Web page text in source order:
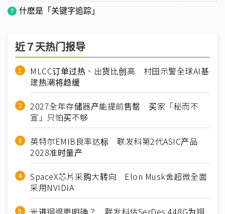
什麽是「关键字追踪」
近７天热门报导
MLCC订单过热、出货比创高 村田示警全球AI基
建热潮将趋缓
2027全年存储器产能提前售罄 买家「秘而不
宣」只怕买不够
英特尔EMIB良率达标 联发科第2代ASIC产品
2028准时量产
SpaceX芯片采购大转向 Elon Musk舍超微全面
采用NVIDIA